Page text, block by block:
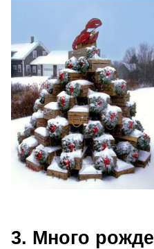
3. Много